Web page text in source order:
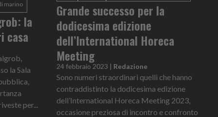
marino
la
casa
la Sala
per...
Grande successo per la
dodicesima edizione
dell’International Horeca
Meeting
24 febbraio 2023 | Redazione
Sono numeri straordinari quelli che hanno
contraddistinto la dodicesima edizione
dell’International Horeca Meeting 2023,
occasione preziosa di incontro e confronto